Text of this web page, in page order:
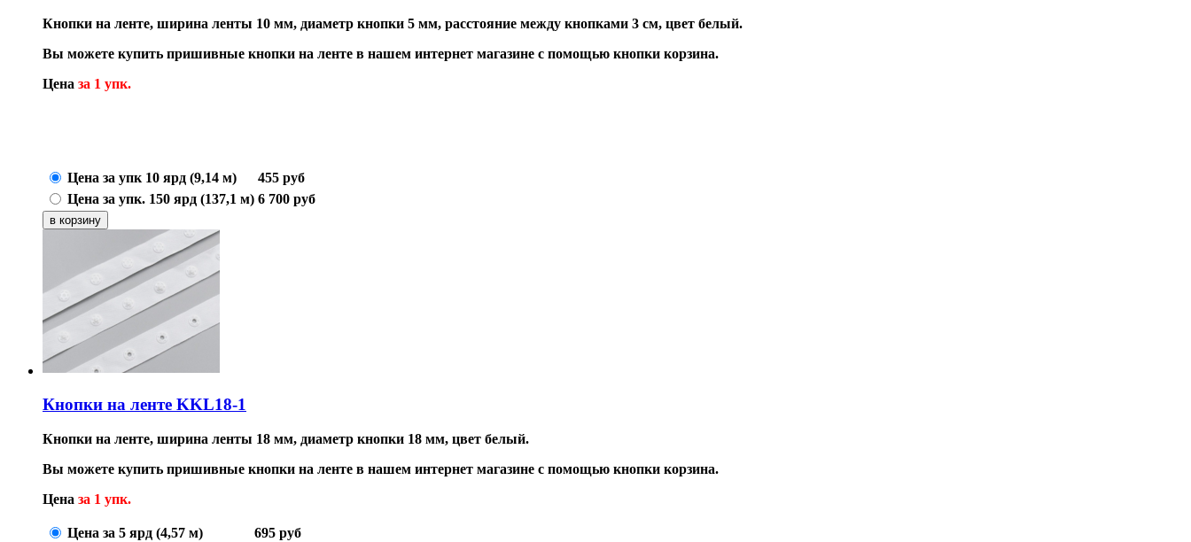
Кнопки на ленте, ширина ленты 10 мм, диаметр кнопки 5 мм, расстояние между кнопками 3 см, цвет белый.
Вы можете купить пришивные кнопки на ленте в нашем интернет магазине с помощью кнопки корзина.
Цена за 1 упк.
Цена за упк 10 ярд (9,14 м) 455 руб
Цена за упк. 150 ярд (137,1 м) 6 700 руб
Кнопки на ленте KKL18-1
Кнопки на ленте, ширина ленты 18 мм, диаметр кнопки 18 мм, цвет белый.
Вы можете купить пришивные кнопки на ленте в нашем интернет магазине с помощью кнопки корзина.
Цена за 1 упк.
Цена за 5 ярд (4,57 м) 695 руб